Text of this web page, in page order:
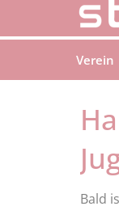
Verein
Bald